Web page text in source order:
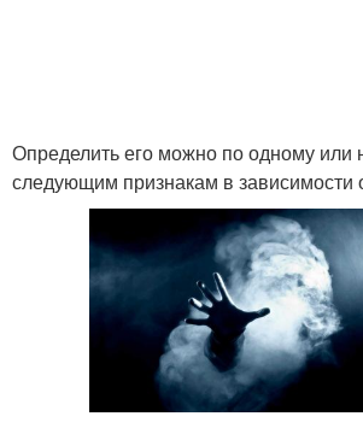
Определить его можно по одному или
следующим признакам в зависимости